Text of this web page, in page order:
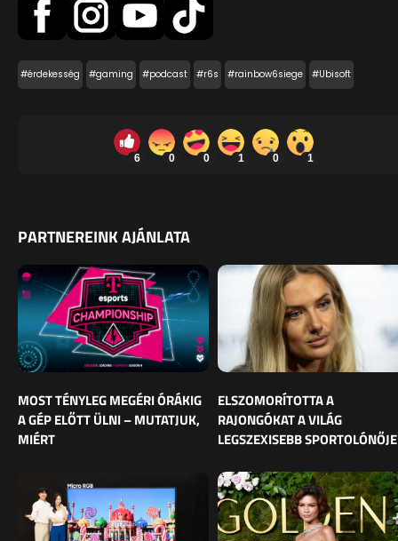
#érdekesség #gaming #podcast #r6s #rainbow6siege #Ubisoft
6 0 0 1 0 1
PARTNEREINK AJÁNLATA
MOST TÉNYLEG MEGÉRI ÓRÁKIG
A GÉP ELŐTT ÜLNI – MUTATJUK,
MIÉRT
ELSZOMORÍTOTTA A
RAJONGÓKAT A VILÁG
LEGSZEXISEBB SPORTOLÓNŐJE